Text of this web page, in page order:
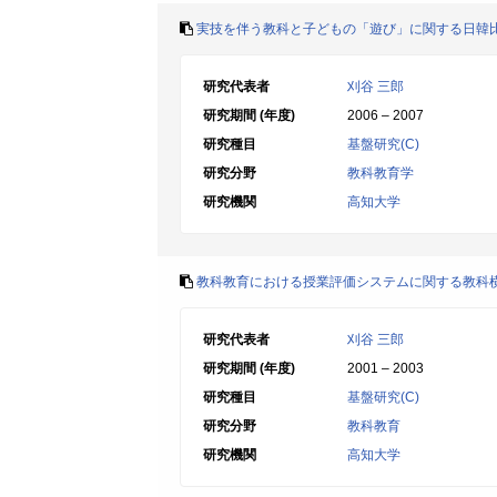
実技を伴う教科と子どもの「遊び」に関する日韓
研究代表者
刈谷 三郎
研究期間 (年度)
2006 – 2007
研究種目
基盤研究(C)
研究分野
教科教育学
研究機関
高知大学
教科教育における授業評価システムに関する教科
研究代表者
刈谷 三郎
研究期間 (年度)
2001 – 2003
研究種目
基盤研究(C)
研究分野
教科教育
研究機関
高知大学